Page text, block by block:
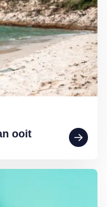
ooit
verkoop aan